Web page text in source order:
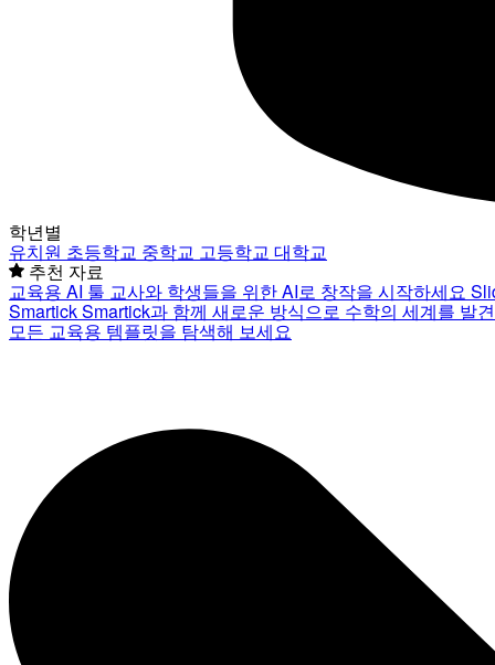
학년별
유치원 초등학교 중학교 고등학교 대학교
추천 자료
교육용 AI 툴 교사와 학생들을 위한 AI로 창작을 시작하세요
SmartickSmartick과 함께 새로운 방식으로 수학의 세계를 발
모든 교육용 템플릿을 탐색해 보세요